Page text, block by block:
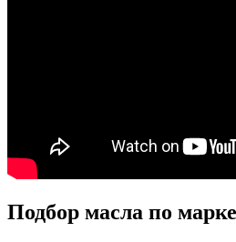
Подбор масла по